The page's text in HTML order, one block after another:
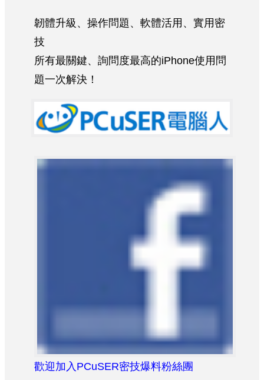
韌體升級、操作問題、軟體活用、實用密
技
所有最關鍵、詢問度最高的iPhone使用問
題一次解決！
歡迎加入PCuSER密技爆料粉絲團